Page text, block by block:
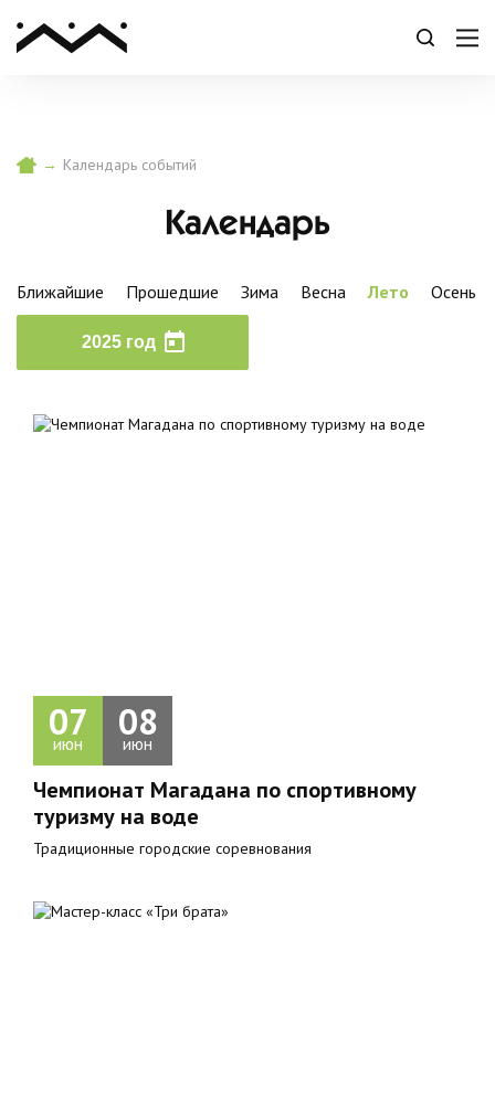
→ Календарь событий
Календарь
Ближайшие Прошедшие Зима Весна Лето Осень
2025 год
07
июн 08
июн
Чемпионат Магадана по спортивному
туризму на водe
Традиционные городские соревнования